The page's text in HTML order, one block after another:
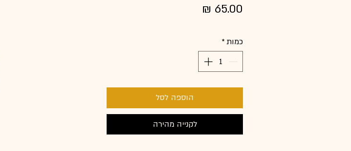
כמות*
הוספה לסל
לקנייה מהירה